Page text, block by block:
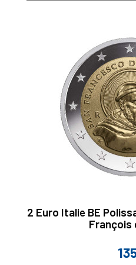
2 Euro Italie BE
François
Prix